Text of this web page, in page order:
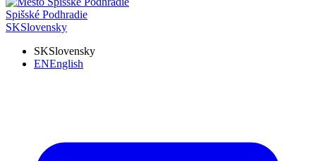
Spišské Podhradie
SKSlovensky
SKSlovensky
ENEnglish